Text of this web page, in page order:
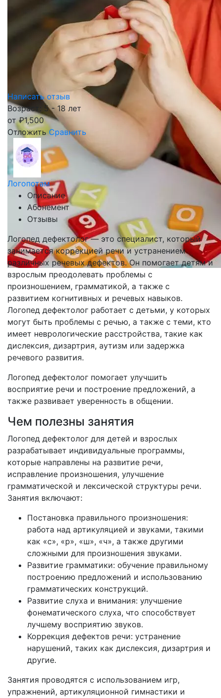
Написать отзыв
Возраст: 5 - 18 лет
от₽1,500
Отложить Сравнить
Логопотам
Описание
Абонемент
Отзывы
Логопед дефектолог — это специалист, который
занимается коррекцией речи и устранением
различных речевых дефектов. Он помогает детям и
взрослым преодолевать проблемы с
произношением, грамматикой, а также с
развитием когнитивных и речевых навыков.
Логопед дефектолог работает с детьми, у которых
могут быть проблемы с речью, а также с теми, кто
имеет неврологические расстройства, такие как
дислексия, дизартрия, аутизм или задержка
речевого развития.
Логопед дефектолог помогает улучшить
восприятие речи и построение предложений, а
также развивает уверенность в общении.
Чем полезны занятия
Логопед дефектолог для детей и взрослых
разрабатывает индивидуальные программы,
которые направлены на развитие речи,
исправление произношения, улучшение
грамматической и лексической структуры речи.
Занятия включают:
Постановка правильного произношения:
работа над артикуляцией и звуками, такими
как «с», «р», «ш», «ч», а также другими
сложными для произношения звуками.
Развитие грамматики: обучение правильному
построению предложений и использованию
грамматических конструкций.
Развитие слуха и внимания: улучшение
фонематического слуха, что способствует
лучшему восприятию звуков.
Коррекция дефектов речи: устранение
нарушений, таких как дислексия, дизартрия и
другие.
Занятия проводятся с использованием игр,
упражнений, артикуляционной гимнастики и